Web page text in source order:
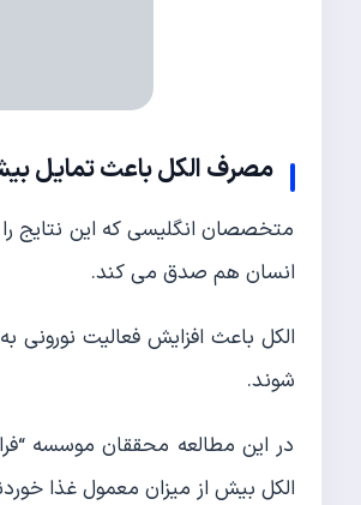
مصرف الکل باعث تمایل
متخصصان انگلیسی که این نتایج را
انسان هم صدق می کند.
الکل باعث افزایش فعالیت
شوند.
در این مطالعه محققان موسسه
الکل بیش از میزان معمول غذا